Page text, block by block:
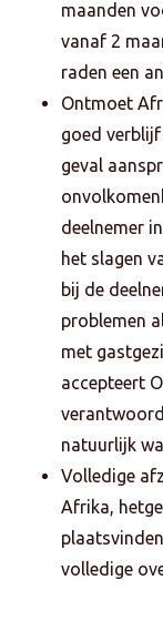
maanden
vanaf 2
raden een
Ontmoet
goed
geval
deelnemer
het slagen
bij de
problemen
met
accepteert
natuurlijk
Volledige
Afrika,
volledige